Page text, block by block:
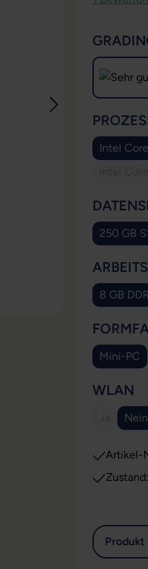
Intel
250 GB
8 GB
Mini-PC
WLAN
(Diese
Nein
Artikel-